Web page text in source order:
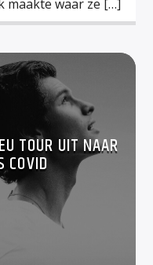
maakte waar ze […]
TOUR UIT NAAR
COVID